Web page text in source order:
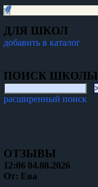
ДЛЯ ШКОЛ
добавить в каталог
ПОИСК ШКОЛЫ
расширенный поиск
ОТЗЫВЫ
12:06 04.08.2026
От: Ева